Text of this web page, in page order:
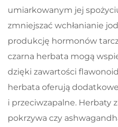
umiarkowanym jej
zmniejszać wchłanianie
produkcję hormonów
czarna herbata mogą
dzięki zawartości
herbata oferują
i przeciwzapalne. Herbaty
pokrzywa czy